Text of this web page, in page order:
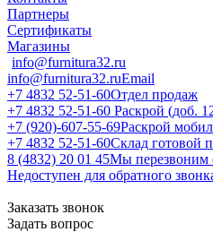
Партнеры
Сертификаты
Магазины
info@furnitura32.ru
info@furnitura32.ruEmail
+7 4832 52-51-60Отдел продаж
+7 4832 52-51-60 Раскрой (доб.
+7 (920)-607-55-69Раскрой
+7 4832 52-51-60Склад готовой
8 (4832) 20 01 45Мы перезвоним
Недоступен для обратного
Заказать звонок
Задать вопрос